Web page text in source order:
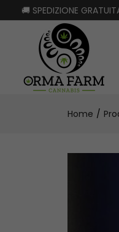
🚚 SPEDIZIONE
Home